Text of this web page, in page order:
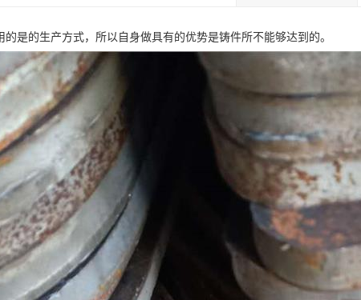
是的生产方式，所以自身做具有的优势是铸件所不能够达到的。